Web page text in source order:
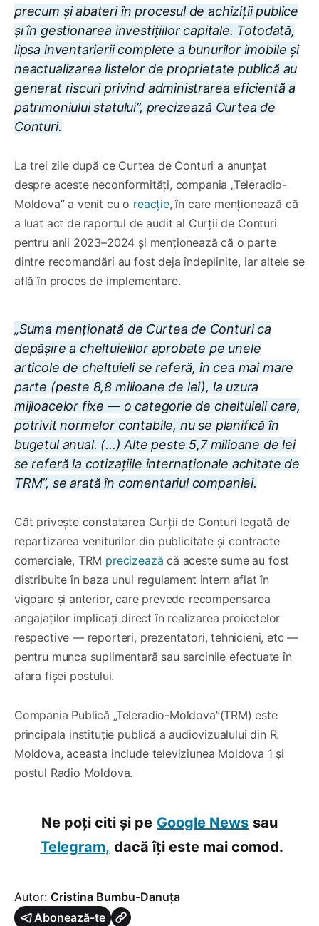
precum și abateri în procesul de achiziții publice
și în gestionarea investițiilor capitale. Totodată,
lipsa inventarierii complete a bunurilor imobile și
neactualizarea listelor de proprietate publică au
generat riscuri privind administrarea eficientă a
patrimoniului statului”, precizează Curtea de
Conturi.
La trei zile după ce Curtea de Conturi a anunțat
despre aceste neconformități, compania „Teleradio-
Moldova” a venit cu o reacție, în care menționează că
a luat act de raportul de audit al Curții de Conturi
pentru anii 2023–2024 și menționează că o parte
dintre recomandări au fost deja îndeplinite, iar altele se
află în proces de implementare.
„Suma menționată de Curtea de Conturi ca
depăşire a cheltuielilor aprobate pe unele
articole de cheltuieli se referă, în cea mai mare
parte (peste 8,8 milioane de lei), la uzura
mijloacelor fixe — o categorie de cheltuieli care,
potrivit normelor contabile, nu se planifică în
bugetul anual. (...) Alte peste 5,7 milioane de lei
se referă la cotizațiile internaționale achitate de
TRM”, se arată în comentariul companiei.
Cât privește constatarea Curții de Conturi legată de
repartizarea veniturilor din publicitate și contracte
comerciale, TRM precizeazăcă aceste sume au fost
distribuite în baza unui regulament intern aflat în
vigoare și anterior, care prevede recompensarea
angajaților implicați direct în realizarea proiectelor
respective — reporteri, prezentatori, tehnicieni, etc —
pentru munca suplimentară sau sarcinile efectuate în
afara fișei postului.
Compania Publică „Teleradio-Moldova”(TRM) este
principala instituție publică a audiovizualului din R.
Moldova, aceasta include televiziunea Moldova 1 și
postul Radio Moldova.
Ne poți citi și pe Google News sau
Telegram, dacă îți este mai comod.
Autor: Cristina Bumbu-Danuța
Abonează-te